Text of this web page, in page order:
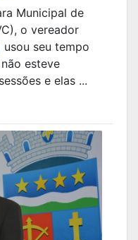
Municipal de
o vereador
usou seu tempo
esteve
e elas ...